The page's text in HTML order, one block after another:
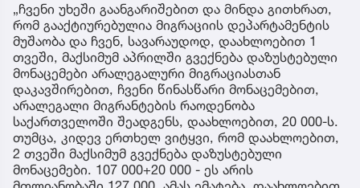
„ჩვენი უხეში გაანგარიშებით და მინდა გითხრათ,
რომ გააქტიურებულია მიგრაციის დეპარტამენტის
მუშაობა და ჩვენ, სავარაუდოდ, დაახლოებით 1
თვეში, მაქსიმუმ აპრილში გვექნება დაზუსტებული
მონაცემები არალეგალური მიგრაციასთან
დაკავშირებით, ჩვენი წინასწარი მონაცემებით,
არალეგალი მიგრანტების რაოდენობა
საქართველოში შეადგენს, დაახლოებით, 20 000-ს.
თუმცა, კიდევ ერთხელ ვიტყვი, რომ დაახლოებით,
2 თვეში მაქსიმუმ გვექნება დაზუსტებული
მონაცემები. 107 000+20 000 - ეს არის